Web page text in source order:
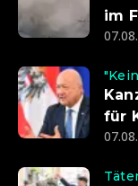
im
für